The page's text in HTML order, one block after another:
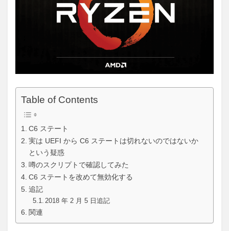
Table of Contents
C6 ステート
実は UEFI から C6 ステートは切れないのではないか
という疑惑
噂のスクリプトで確認してみた
C6 ステートを改めて無効化する
追記
2018 年 2 月 5 日追記
関連